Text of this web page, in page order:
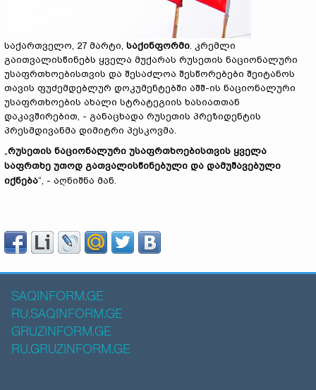
საქართველო, 27 მარტი, საქინფორმი. კრემლი
გაითვალისწინებს ყველა მუქარას რუსეთის ნაციონალური
უსაფრთხოებისთვის და შესაძლოა შესწორებები შეიტანოს
თავის ფუძემდებლურ დოკუმენტებში აშშ-ის ნაციონალური
უსაფრთხოების ახალი სტრატეგიის ხასიათთან
დაკავშირებით, - განაცხადა რუსეთის პრეზიდენტის
პრესმდივანმა დიმიტრი პესკოვმა.
„რუსეთის ნაციონალური უსაფრთხოებისთვის ყველა
საფრთხე უთოდ გათვალისწინებული და დამუშავებული
იქნება“, - აღნიშნა მან.
SAQINFORM.GE
RU.SAQINFORM.GE
GRUZINFORM.GE
RU.GRUZINFORM.GE